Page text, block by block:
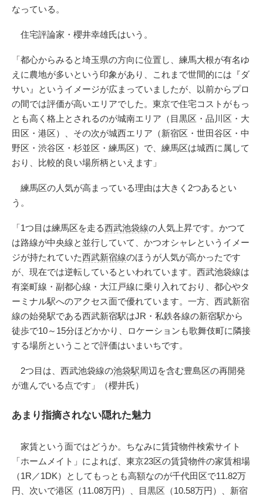
なっている。
住宅評論家・櫻井幸雄氏はいう。
「都心からみると埼玉県の方向に位置し、練馬大根が有名ゆ
えに農地が多いという印象があり、これまで世間的には『ダ
サい』というイメージが広まっていましたが、以前からプロ
の間では評価が高いエリアでした。東京で住宅コストがもっ
とも高く格上とされるのが城南エリア（目黒区・品川区・大
田区・港区）、その次が城西エリア（新宿区・世田谷区・中
野区・渋谷区・杉並区・練馬区）で、練馬区は城西に属して
おり、比較的良い場所柄といえます」
練馬区の人気が高まっている理由は大きく2つあるとい
う。
「1つ目は練馬区を走る西武池袋線の人気上昇です。かつて
は路線が中央線と並行していて、かつオシャレというイメー
ジが持たれていた西武新宿線のほうが人気が高かったです
が、現在では逆転しているといわれています。西武池袋線は
有楽町線・副都心線・大江戸線に乗り入れており、都心やタ
ーミナル駅へのアクセス面で優れています。一方、西武新宿
線の始発駅である西武新宿駅はJR・私鉄各線の新宿駅から
徒歩で10～15分ほどかかり、ロケーションも歌舞伎町に隣接
する場所ということで評価はいまいちです。
2つ目は、西武池袋線の池袋駅周辺を含む豊島区の再開発
が進んでいる点です」（櫻井氏）
あまり指摘されない隠れた魅力
家賃という面ではどうか。ちなみに賃貸物件検索サイト
「ホームメイト」によれば、東京23区の賃貸物件の家賃相場
（1R／1DK）としてもっとも高額なのが千代田区で11.82万
円、次いで港区（11.08万円）、目黒区（10.58万円）、新宿